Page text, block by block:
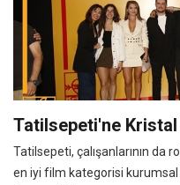
Tatilsepeti'ne Kristal
Tatilsepeti, çalışanlarının da
en iyi film kategorisi kurumsal